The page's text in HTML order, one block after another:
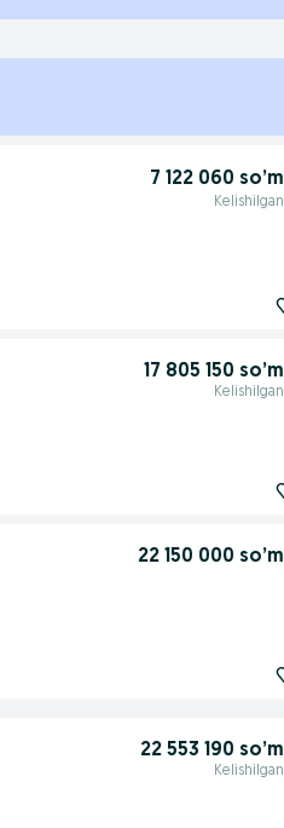
7 122 060 so’m
Kelishilgan
17 805 150 so’m
Kelishilgan
22 150 000 so’m
22 553 190 so’m
Kelishilgan